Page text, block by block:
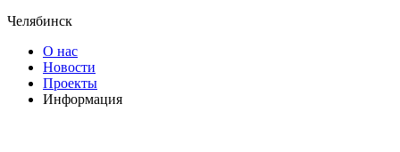
Челябинск
О нас
Новости
Проекты
Информация